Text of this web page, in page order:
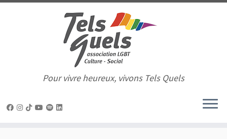
Pour vivre heureux, vivons Tels Quels